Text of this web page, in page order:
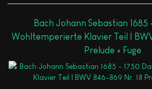
Bach Johann Sebastian 1685
Wohltemperierte Klavier Teil I
Prelude + Fuge